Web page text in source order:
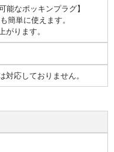
能なポッキンプラグ】
簡単に使えます。
がります。
応しておりません。